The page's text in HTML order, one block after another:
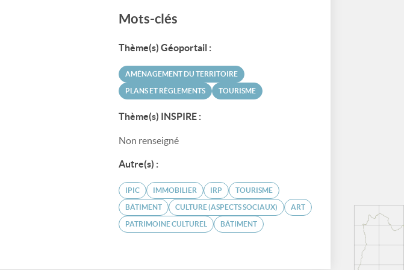
Mots-clés
Thème(s) Géoportail :
AMÉNAGEMENT DU TERRITOIRE
PLANS ET RÈGLEMENTS TOURISME
Thème(s) INSPIRE :
Non renseigné
Autre(s) :
IPIC IMMOBILIER IRP TOURISME
BÂTIMENT CULTURE (ASPECTS SOCIAUX) ART
PATRIMOINE CULTUREL BÂTIMENT